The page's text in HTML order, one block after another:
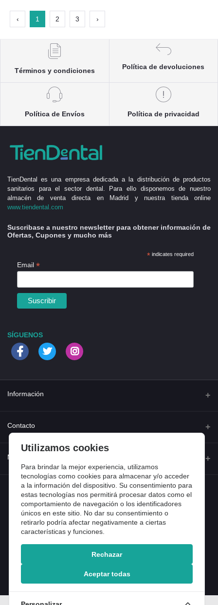
‹ 1 2 3 ›
Términos y condiciones
Política de devoluciones
Política de Envíos Política de privacidad
TienDental es una empresa dedicada a la distribución de productos
sanitarios para el sector dental. Para ello disponemos de nuestro
almacén de venta directa en Madrid y nuestra tienda online
www.tiendental.com
Suscribase a nuestro newsletter para obtener información de
Ofertas, Cupones y mucho más
*indicates required
Email *
SÍGUENOS
Información
Quienes somos
Preguntas frecuentes
Entradas de blog
Contacto
Calle Ferraz 42, Madrid
Teléfono
918 13 81 81
Email
info@tiendental.com
Mi cuenta
Iniciar sesión
Historial de pedidos
Mi lista de compra
Copyright 2025 © TienDental productos dentales, S.L..
Utilizamos cookies
Para brindar la mejor experiencia, utilizamos
tecnologías como cookies para almacenar y/o acceder
a la información del dispositivo. Su consentimiento para
estas tecnologías nos permitirá procesar datos como el
comportamiento de navegación o los identificadores
únicos en este sitio. No dar su consentimiento o
retirarlo podría afectar negativamente a ciertas
características y funciones.
Rechazar
Aceptar todas